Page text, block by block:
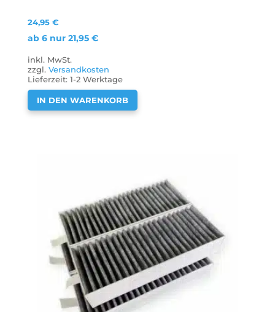
24,95€
ab 6 nur21,95€
inkl. MwSt.
zzgl.Versandkosten
Lieferzeit:1-2 Werktage
IN DEN WARENKORB